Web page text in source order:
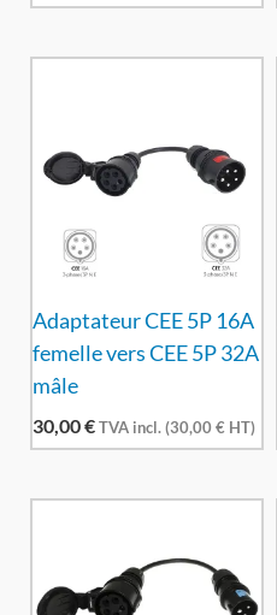
Adaptateur CEE 5P 16A
femelle vers CEE 5P 32A
mâle
30,00€TVA incl. (30,00€ HT)